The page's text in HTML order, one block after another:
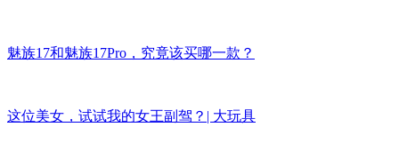
魅族17和魅族17Pro，究竟该买哪一款？
这位美女，试试我的女王副驾？| 大玩具